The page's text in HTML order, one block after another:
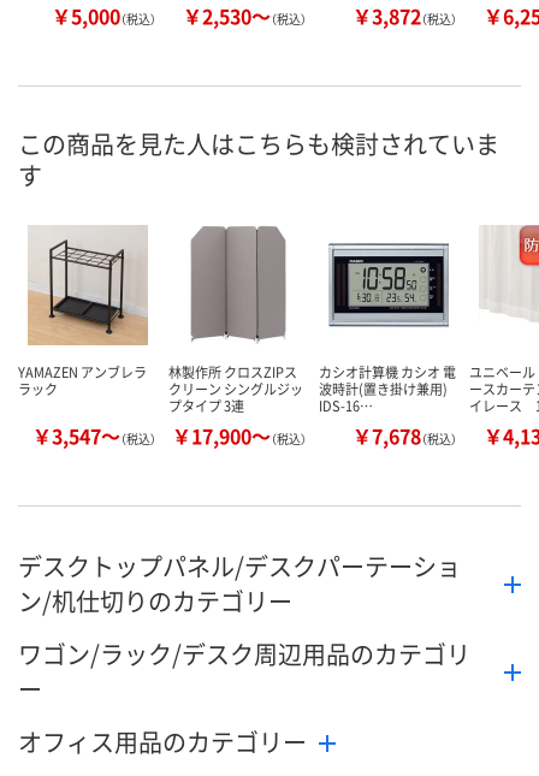
￥5,000（税込） ￥2,530～（税込） ￥3,872（税込） ￥
この商品を見た人はこちらも検討されていま
す
YAMAZEN アンブレラ
ラック
￥3,547～（税込）
林製作所 クロスZIPス
クリーン シングルジッ
プタイプ 3連
￥17,900～（税込）
カシオ計算機 カシオ 電
波時計(置き掛け兼用)
IDS-16…
￥7,678（税込）
ユニベー
ースカー
イレース
￥
デスクトップパネル/デスクパーテーショ
ン/机仕切りのカテゴリー
ワゴン/ラック/デスク周辺用品のカテゴリ
ー
オフィス用品のカテゴリー